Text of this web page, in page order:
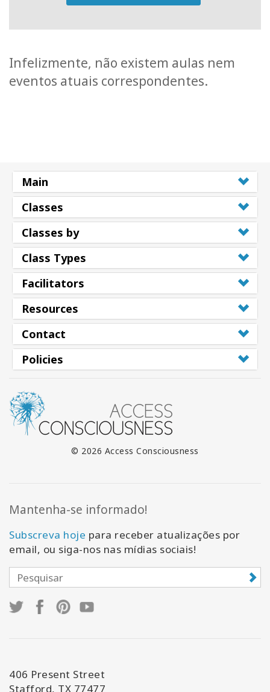
Infelizmente, não existem aulas nem
eventos atuais correspondentes.
Main
Classes
Classes by
Class Types
Facilitators
Resources
Contact
Policies
© 2026 Access Consciousness
Mantenha-se informado!
Subscreva hoje para receber atualizações por
email, ou siga-nos nas mídias sociais!
406 Present Street
Stafford, TX 77477